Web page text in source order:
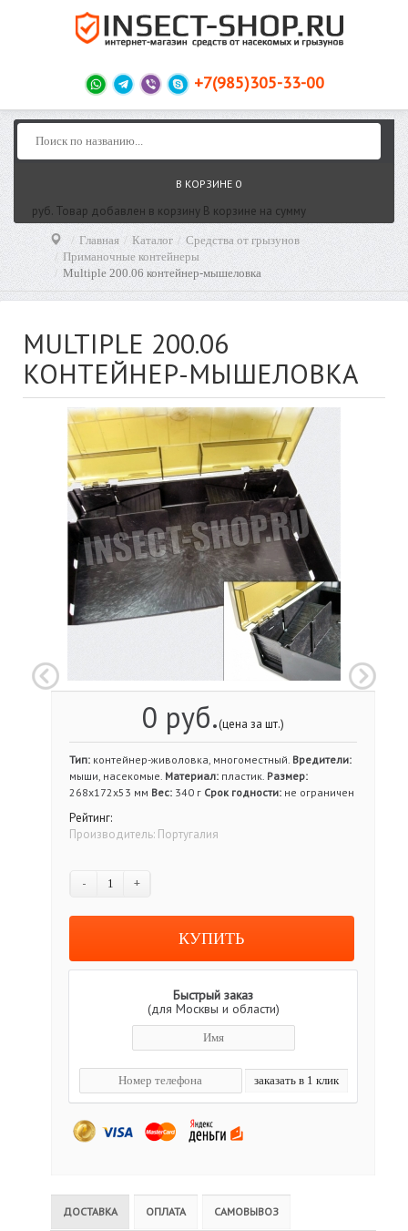
+7(985)305-33-00
В КОРЗИНЕ 0
руб. Товар добавлен в корзину В корзине на сумму
Главная Каталог
Средства от грызунов
Приманочные контейнеры
Multiple 200.06 контейнер-мышеловка
MULTIPLE 200.06
КОНТЕЙНЕР-МЫШЕЛОВКА
0 руб.(цена за шт.)
Тип: контейнер-живоловка, многоместный. Вредители:
мыши, насекомые. Материал: пластик. Размер:
268х172х53 мм Вес: 340 г Срок годности: не ограничен
Рейтинг:
Производитель: Португалия
- +
Быстрый заказ
(для Москвы и области)
ДОСТАВКА ОПЛАТА САМОВЫВОЗ